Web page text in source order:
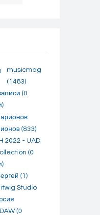
musicmag
(1483)
(0
(833)
2022 - UAD
(0
(1)
Studio
(0